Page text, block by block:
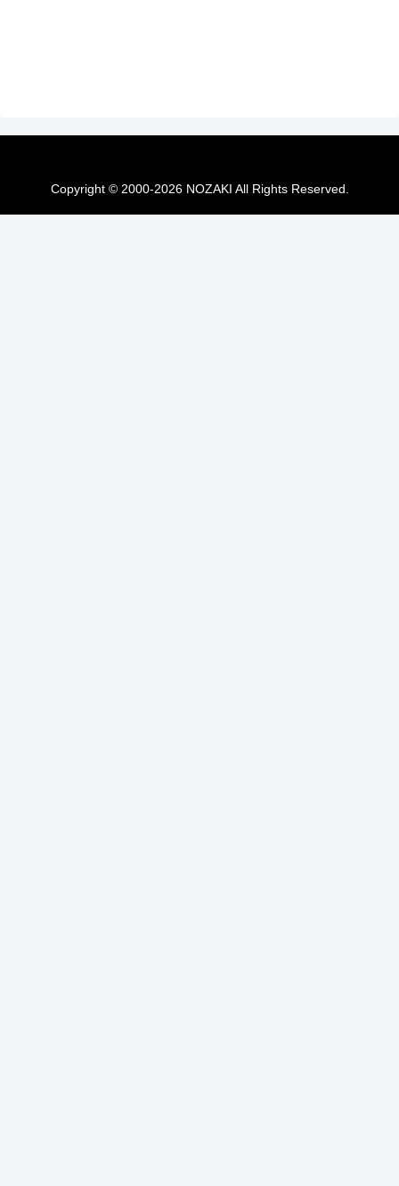
Copyright © 2000-2026 NOZAKI All Rights Reserved.